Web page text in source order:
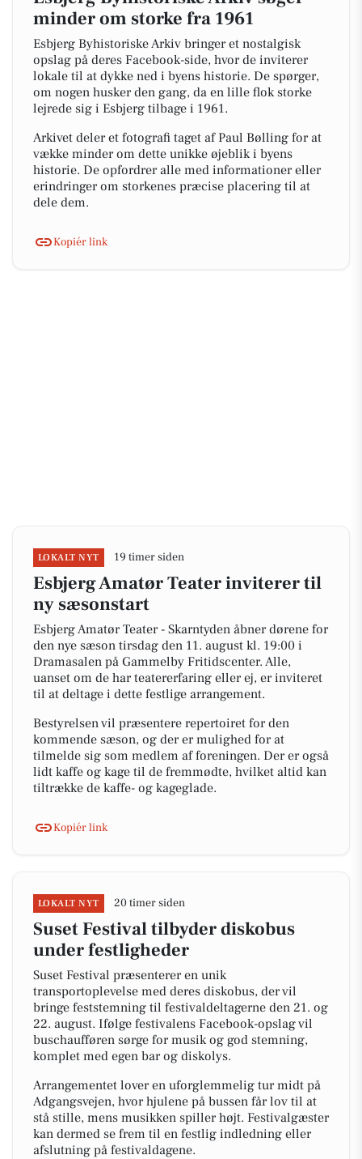
minder om storke fra 1961
Esbjerg Byhistoriske Arkiv bringer et nostalgisk
opslag på deres Facebook-side, hvor de inviterer
lokale til at dykke ned i byens historie. De spørger,
om nogen husker den gang, da en lille flok storke
lejrede sig i Esbjerg tilbage i 1961.
Arkivet deler et fotografi taget af Paul Bølling for at
vække minder om dette unikke øjeblik i byens
historie. De opfordrer alle med informationer eller
erindringer om storkenes præcise placering til at
dele dem.
Kopiér link
LOKALT NYT 19 timer siden
Esbjerg Amatør Teater inviterer til
ny sæsonstart
Esbjerg Amatør Teater - Skarntyden åbner dørene for
den nye sæson tirsdag den 11. august kl. 19:00 i
Dramasalen på Gammelby Fritidscenter. Alle,
uanset om de har teatererfaring eller ej, er inviteret
til at deltage i dette festlige arrangement.
Bestyrelsen vil præsentere repertoiret for den
kommende sæson, og der er mulighed for at
tilmelde sig som medlem af foreningen. Der er også
lidt kaffe og kage til de fremmødte, hvilket altid kan
tiltrække de kaffe- og kageglade.
Kopiér link
LOKALT NYT 20 timer siden
Suset Festival tilbyder diskobus
under festligheder
Suset Festival præsenterer en unik
transportoplevelse med deres diskobus, der vil
bringe feststemning til festivaldeltagerne den 21. og
22. august. Ifølge festivalens Facebook-opslag vil
buschaufføren sørge for musik og god stemning,
komplet med egen bar og diskolys.
Arrangementet lover en uforglemmelig tur midt på
Adgangsvejen, hvor hjulene på bussen får lov til at
stå stille, mens musikken spiller højt. Festivalgæster
kan dermed se frem til en festlig indledning eller
afslutning på festivaldagene.